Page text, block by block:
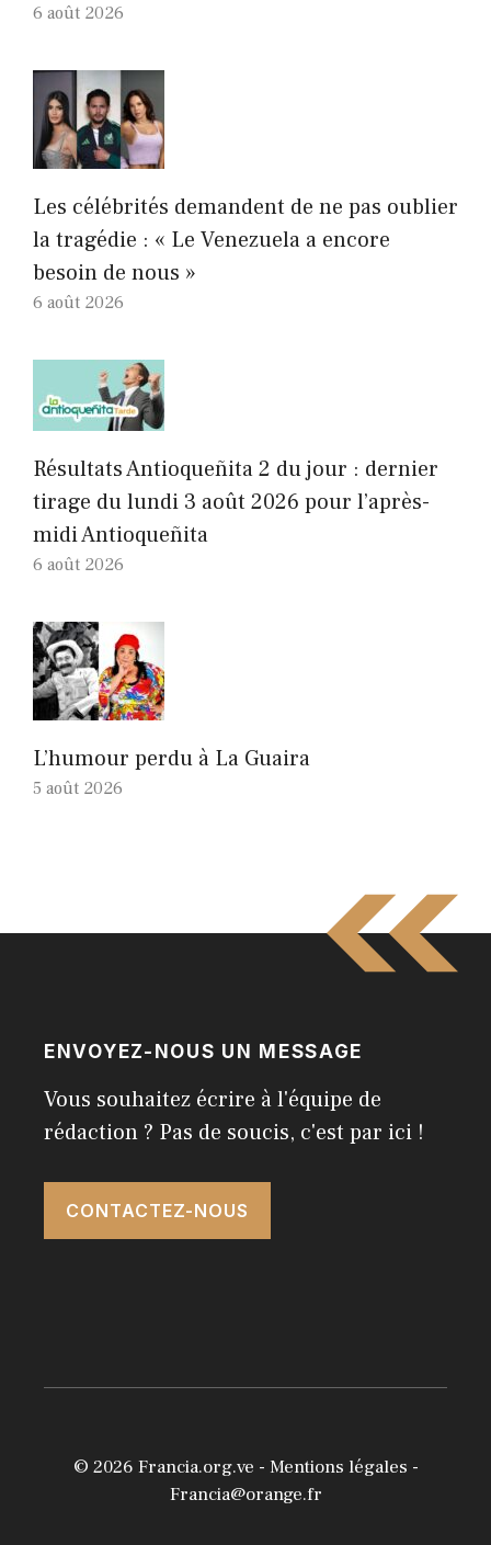
6 août 2026
Les célébrités demandent de ne pas oublier
la tragédie : « Le Venezuela a encore
besoin de nous »
6 août 2026
Résultats Antioqueñita 2 du jour : dernier
tirage du lundi 3 août 2026 pour l’après-
midi Antioqueñita
6 août 2026
L’humour perdu à La Guaira
5 août 2026
ENVOYEZ-NOUS UN MESSAGE
Vous souhaitez écrire à l'équipe de
rédaction ? Pas de soucis, c'est par ici !
CONTACTEZ-NOUS
© 2026 Francia.org.ve - Mentions légales -
Francia@orange.fr